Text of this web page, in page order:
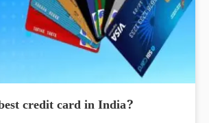
credit card in India?